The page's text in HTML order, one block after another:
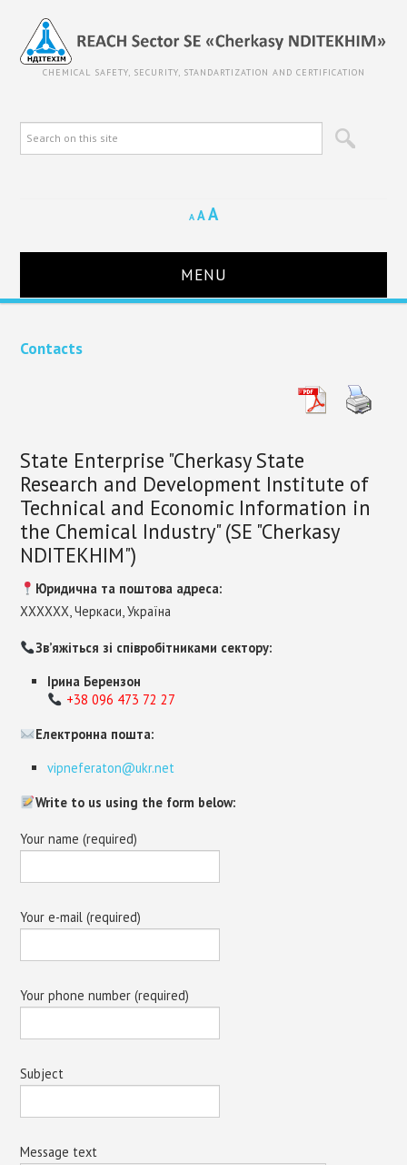
CHEMICAL SAFETY, SECURITY, STANDARTIZATION AND CERTIFICATION
A A A
MENU
STANDARTIZATION
CONTACTS
Contacts
State Enterprise "Cherkasy State
Research and Development Institute of
Technical and Economic Information in
the Chemical Industry" (SE "Cherkasy
NDITEKHIM")
Юридична та поштова адреса:
XXXXXX, Черкаси, Україна
Зв’яжіться зі співробітниками сектору:
Ірина Берензон
+38 096 473 72 27
Електронна пошта:
vipneferaton@ukr.net
Write to us using the form below:
Your name (required)
Your e-mail (required)
Your phone number (required)
Subject
Message text